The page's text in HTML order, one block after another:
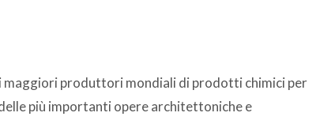
maggiori produttori mondiali di prodotti chimici per
più importanti opere architettoniche e